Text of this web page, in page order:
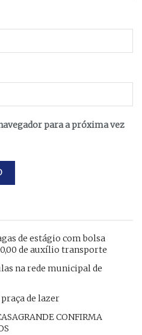
para a próxima vez
de estágio com bolsa
de auxílio transporte
na rede municipal de
de lazer
CONFIRMA